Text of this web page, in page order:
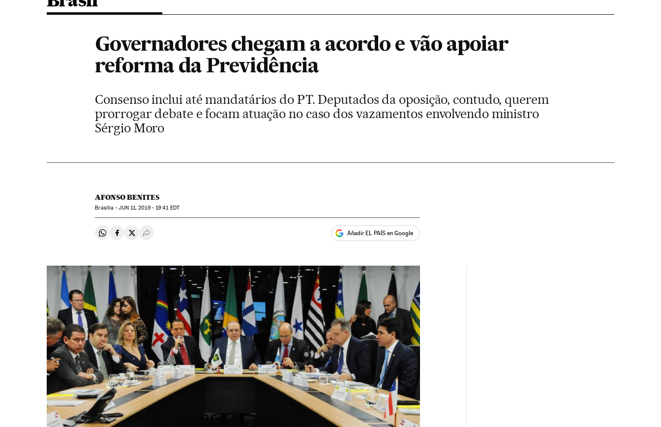
Governadores chegam a acordo e vão apoiar
reforma da Previdência
Consenso inclui até mandatários do PT. Deputados da oposição, contudo, querem
prorrogar debate e focam atuação no caso dos vazamentos envolvendo ministro
Sérgio Moro
AFONSO BENITES
Brasília -JUN11, 2019 - 19:41EDT
Compartir en Whatsapp
Compartir en Facebook
Compartir en Twitter
Desplegar Redes Sociales Añadir EL PAÍS en Google